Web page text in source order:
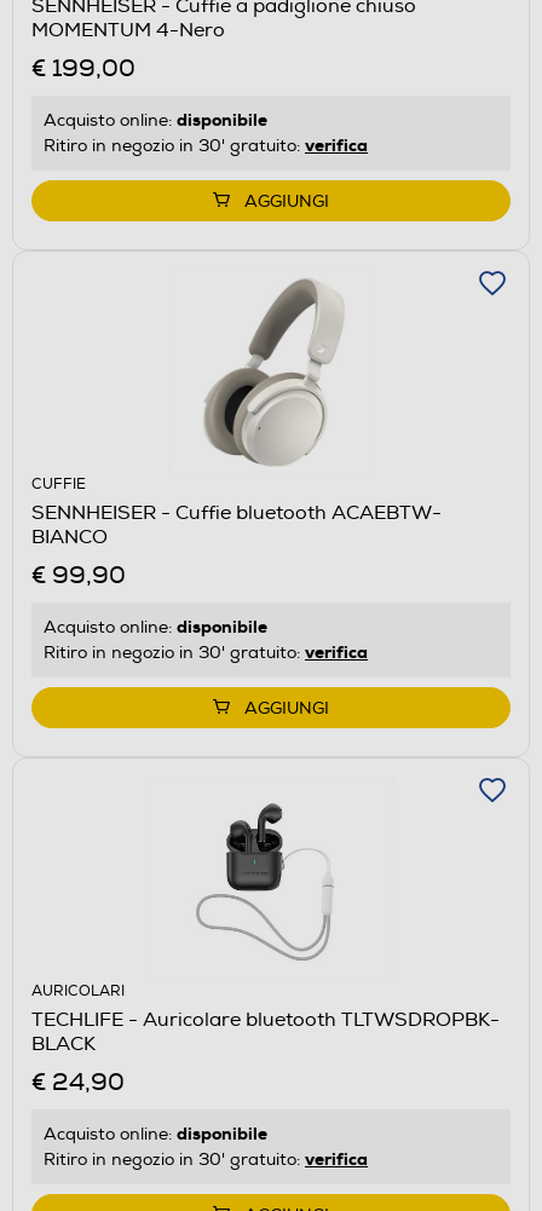
SENNHEISER - Cuffie a padiglione chiuso
MOMENTUM 4-Nero
€ 199,00
Acquisto online: disponibile
Ritiro in negozio in 30' gratuito: verifica
AGGIUNGI
CUFFIE
SENNHEISER - Cuffie bluetooth ACAEBTW-
BIANCO
€ 99,90
Acquisto online: disponibile
Ritiro in negozio in 30' gratuito: verifica
AGGIUNGI
AURICOLARI
TECHLIFE - Auricolare bluetooth TLTWSDROPBK-
BLACK
€ 24,90
Acquisto online: disponibile
Ritiro in negozio in 30' gratuito: verifica